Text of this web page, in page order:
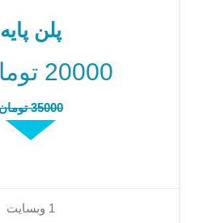
پلن پایه
20000 تومان
35000 تومان
1 وبسایت